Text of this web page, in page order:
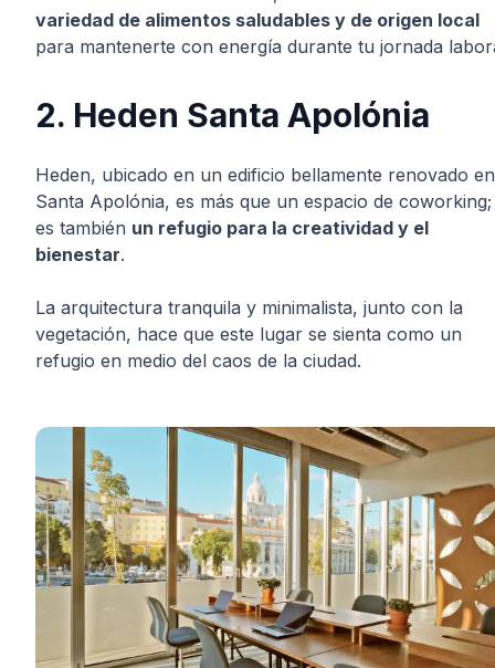
variedad de alimentos saludables y de origen local
para mantenerte con energía durante tu jornada
2. Heden Santa Apolónia
Heden, ubicado en un edificio bellamente renovado en
Santa Apolónia, es más que un espacio de coworking;
es también un refugio para la creatividad y el
bienestar.
La arquitectura tranquila y minimalista, junto con la
vegetación, hace que este lugar se sienta como un
refugio en medio del caos de la ciudad.